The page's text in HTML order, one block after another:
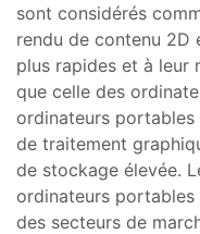
sont considérés
rendu de contenu 2D
plus rapides et à leur
que celle des
ordinateurs
de traitement
de stockage élevée.
ordinateurs portables
des secteurs de